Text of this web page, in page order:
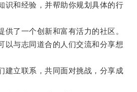
和经验，并帮助你规划具体的行
了一个创新和富有活力的社区。
与志同道合的人们交流和分享想
立联系，共同面对挑战，分享成